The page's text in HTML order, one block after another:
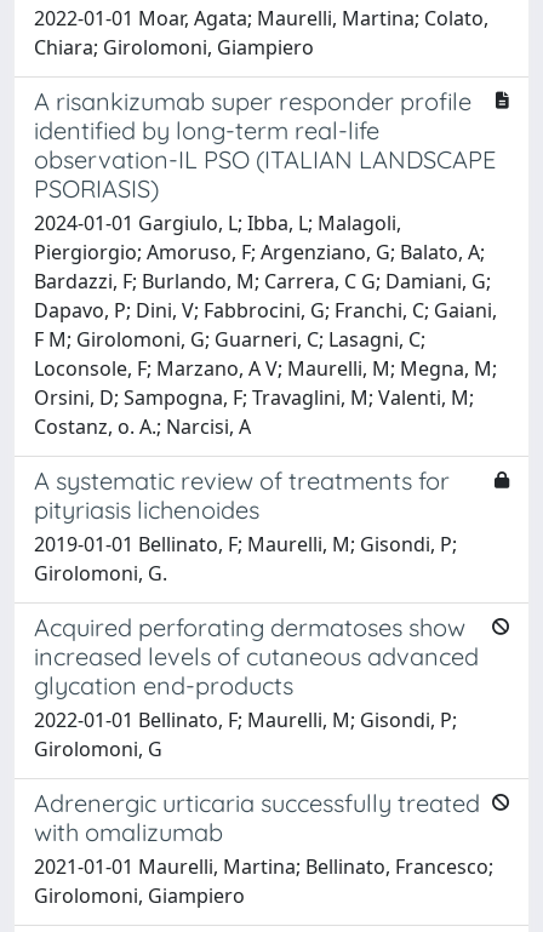
2022-01-01 Moar, Agata; Maurelli, Martina; Colato,
Chiara; Girolomoni, Giampiero
A risankizumab super responder profile
identified by long-term real-life
observation-IL PSO (ITALIAN LANDSCAPE
PSORIASIS)
2024-01-01 Gargiulo, L; Ibba, L; Malagoli,
Piergiorgio; Amoruso, F; Argenziano, G; Balato, A;
Bardazzi, F; Burlando, M; Carrera, C G; Damiani, G;
Dapavo, P; Dini, V; Fabbrocini, G; Franchi, C; Gaiani,
F M; Girolomoni, G; Guarneri, C; Lasagni, C;
Loconsole, F; Marzano, A V; Maurelli, M; Megna, M;
Orsini, D; Sampogna, F; Travaglini, M; Valenti, M;
Costanz, o. A.; Narcisi, A
A systematic review of treatments for
pityriasis lichenoides
2019-01-01 Bellinato, F; Maurelli, M; Gisondi, P;
Girolomoni, G.
Acquired perforating dermatoses show
increased levels of cutaneous advanced
glycation end-products
2022-01-01 Bellinato, F; Maurelli, M; Gisondi, P;
Girolomoni, G
Adrenergic urticaria successfully treated
with omalizumab
2021-01-01 Maurelli, Martina; Bellinato, Francesco;
Girolomoni, Giampiero